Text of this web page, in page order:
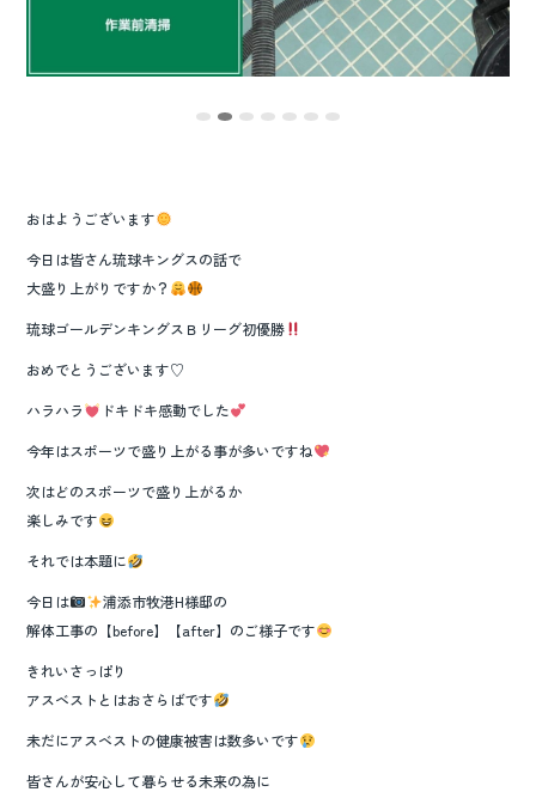
おはようございます
今日は皆さん琉球キングスの話で
大盛り上がりですか？
琉球ゴールデンキングスＢリーグ初優勝
おめでとうございます♡
ハラハラ
ドキドキ感動でした
今年はスポーツで盛り上がる事が多いですね
次はどのスポーツで盛り上がるか
楽しみです
それでは本題に
今日は
浦添市牧港H様邸の
解体工事の【before】【after】のご様子です
きれいさっぱり
アスベストとはおさらばです
未だにアスベストの健康被害は数多いです
皆さんが安心して暮らせる未来の為に